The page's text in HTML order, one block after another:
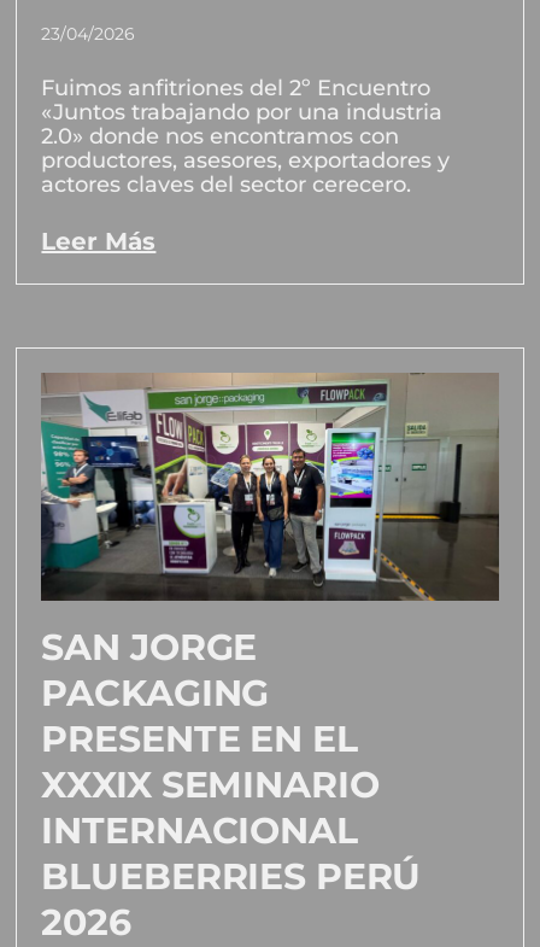
23/04/2026
Fuimos anfitriones del 2º Encuentro
«Juntos trabajando por una industria
2.0» donde nos encontramos con
productores, asesores, exportadores y
actores claves del sector cerecero.
Leer Más
SAN JORGE
PACKAGING
PRESENTE EN EL
XXXIX SEMINARIO
INTERNACIONAL
BLUEBERRIES PERÚ
2026